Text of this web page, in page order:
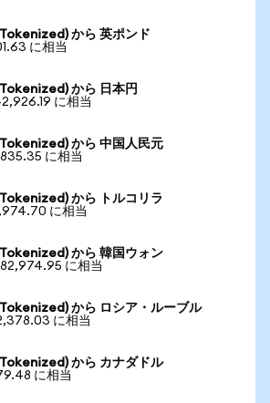
から 英ポンド
に相当
から 日本円
に相当
から 中国人民元
に相当
から トルコリラ
に相当
から 韓国ウォン
に相当
から ロシア・ルーブル
に相当
から カナダドル
に相当